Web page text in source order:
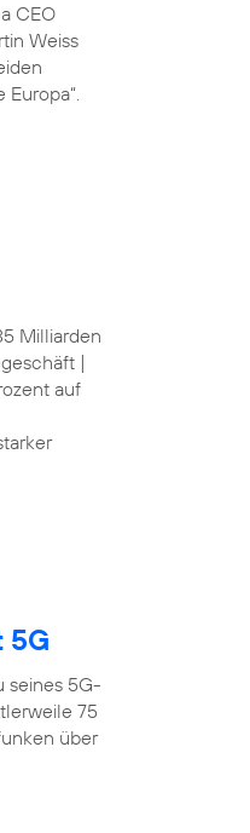
CEO
Weiss
Milliarden
|
auf
5G
seines 5G-
75
über